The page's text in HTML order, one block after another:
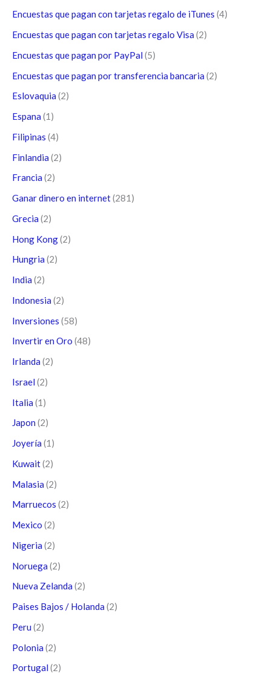
Encuestas que pagan con tarjetas regalo de iTunes (4)
Encuestas que pagan con tarjetas regalo Visa (2)
Encuestas que pagan por PayPal (5)
Encuestas que pagan por transferencia bancaria (2)
Eslovaquia (2)
Espana (1)
Filipinas (4)
Finlandia (2)
Francia (2)
Ganar dinero en internet(281)
Grecia (2)
Hong Kong(2)
Hungria (2)
India (2)
Indonesia (2)
Inversiones (58)
Invertir en Oro (48)
Irlanda (2)
Israel (2)
Italia (1)
Japon (2)
Joyería (1)
Kuwait(2)
Malasia (2)
Marruecos (2)
Mexico (2)
Nigeria (2)
Noruega (2)
Nueva Zelanda (2)
Paises Bajos / Holanda (2)
Peru (2)
Polonia (2)
Portugal (2)